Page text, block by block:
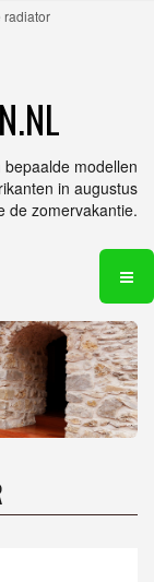
radiator
modellen
in augustus
de zomervakantie.